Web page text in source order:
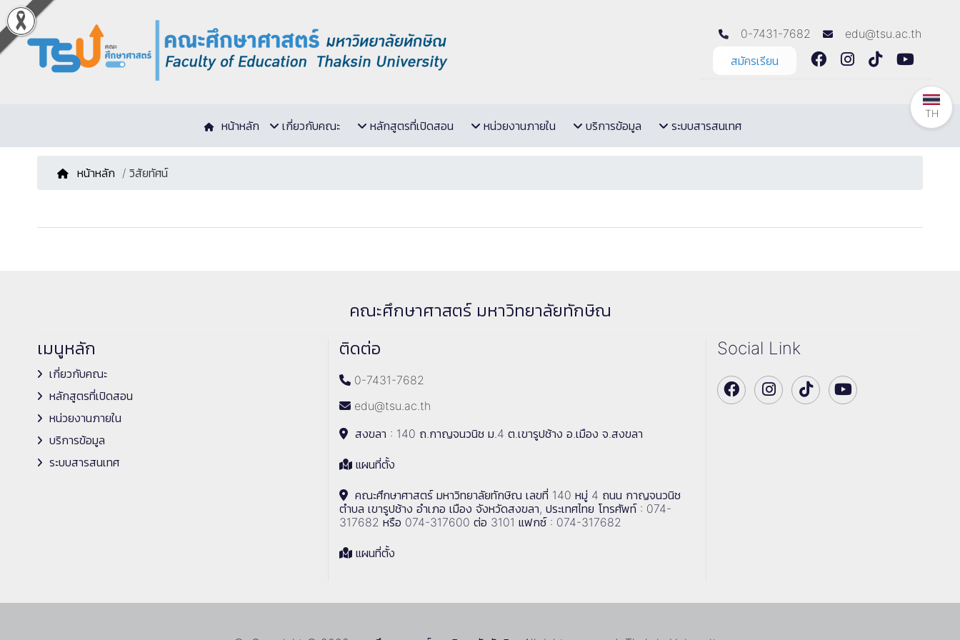
0-7431-7682
edu@tsu.ac.th
สมัครเรียน
หน้าหลัก เกี่ยวกับคณะ หลักสูตรที่เปิดสอน หน่วยงานภายใน บริการข้อมูล ระบบสารสนเทศ
หน้าหลัก / วิสัยทัศน์
คณะศึกษาศาสตร์ มหาวิทยาลัยทักษิณ
เมนูหลัก
เกี่ยวกับคณะ
หลักสูตรที่เปิดสอน
หน่วยงานภายใน
บริการข้อมูล
ระบบสารสนเทศ
ติดต่อ
0-7431-7682
edu@tsu.ac.th
สงขลา : 140 ถ.กาญจนวนิช ม.4 ต.เขารูปช้าง อ.เมือง จ.สงขลา
แผนที่ตั้ง
คณะศึกษาศาสตร์ มหาวิทยาลัยทักษิณ เลขที่ 140 หมู่ 4 ถนน กาญจนวนิช
ตำบล เขารูปช้าง อำเภอ เมือง จังหวัดสงขลา, ประเทศไทย โทรศัพท์ : 074-
317682 หรือ 074-317600 ต่อ 3101 แฟกซ์ : 074-317682
แผนที่ตั้ง
Social Link
TH